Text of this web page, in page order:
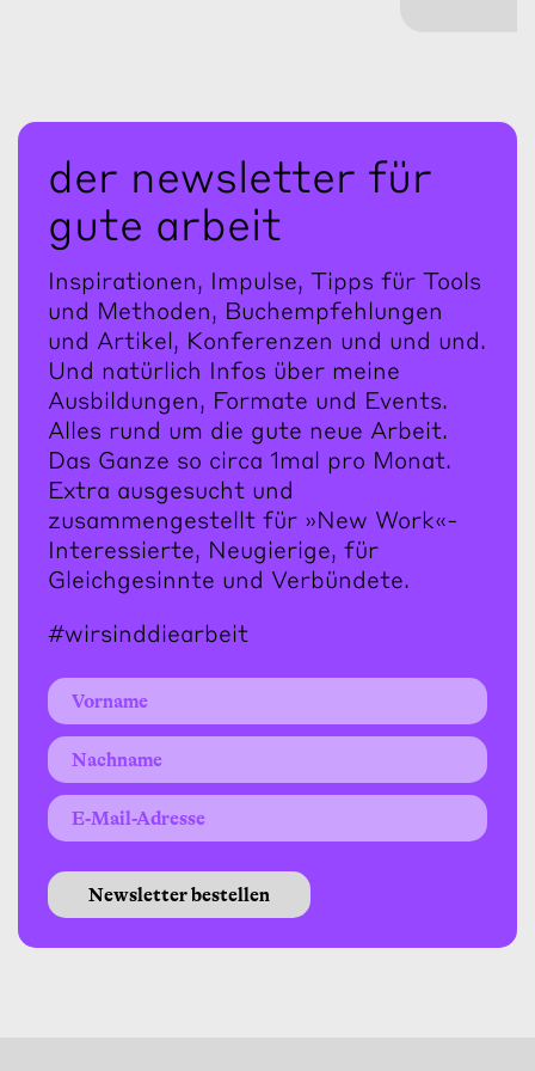
der newsletter für
gute arbeit
Inspirationen, Impulse, Tipps für Tools
und Methoden, Buchempfehlungen
und Artikel, Konferenzen und und und.
Und natürlich Infos über meine
Ausbildungen, Formate und Events.
Alles rund um die gute neue Arbeit.
Das Ganze so circa 1mal pro Monat.
Extra ausgesucht und
zusammengestellt für »New Work«-
Interessierte, Neugierige, für
Gleichgesinnte und Verbündete.
#wirsinddiearbeit
Newsletter bestellen